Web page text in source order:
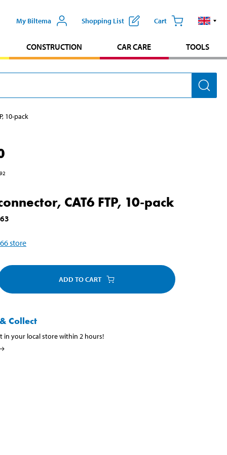
My Biltema Shopping List Cart
CONSTRUCTION CAR CARE TOOLS
10-pack
CAT6 FTP, 10-pack
66store
ADD TO CART
Collect
in your local store within 2 hours!